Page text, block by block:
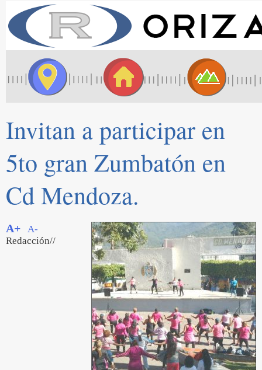
Invitan a participar en
5to gran Zumbatón en
Cd Mendoza.
A+
A-
Redacción//